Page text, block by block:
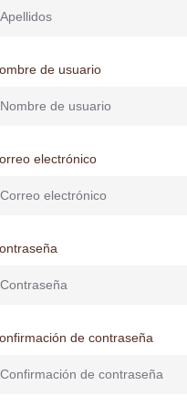
de usuario
electrónico
de contraseña